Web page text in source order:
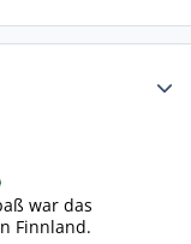
war das
Finnland.